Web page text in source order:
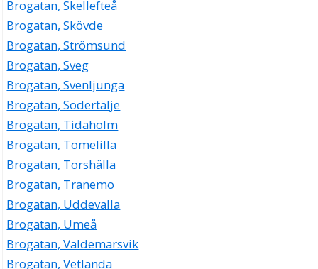
Brogatan, Skellefteå
Brogatan, Skövde
Brogatan, Strömsund
Brogatan, Sveg
Brogatan, Svenljunga
Brogatan, Södertälje
Brogatan, Tidaholm
Brogatan, Tomelilla
Brogatan, Torshälla
Brogatan, Tranemo
Brogatan, Uddevalla
Brogatan, Umeå
Brogatan, Valdemarsvik
Brogatan, Vetlanda